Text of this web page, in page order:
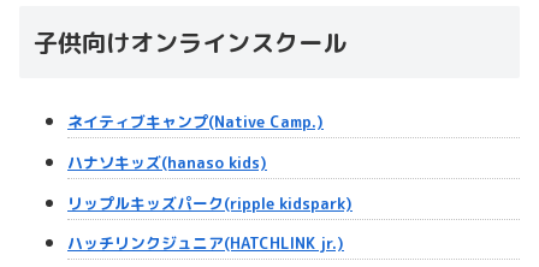
子供向けオンラインスクール
ネイティブキャンプ(Native Camp.)
ハナソキッズ(hanaso kids)
リップルキッズパーク(ripple kidspark)
ハッチリンクジュニア(HATCHLINK jr.)